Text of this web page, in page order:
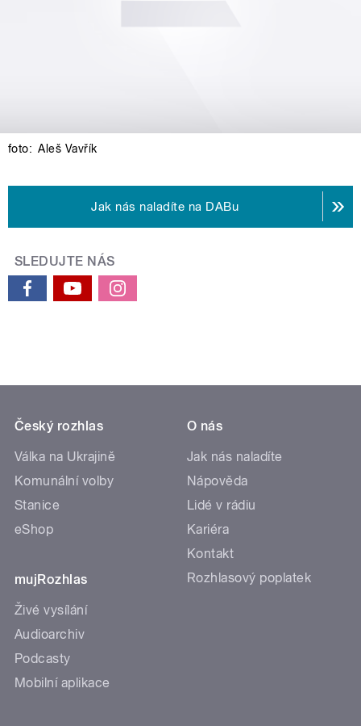
foto: Aleš Vavřík
Jak nás naladíte na DABu
SLEDUJTE NÁS
Český rozhlas
Válka na Ukrajině
Komunální volby
Stanice
eShop
mujRozhlas
Živé vysílání
Audioarchiv
Podcasty
Mobilní aplikace
O nás
Jak nás naladíte
Nápověda
Lidé v rádiu
Kariéra
Kontakt
Rozhlasový poplatek